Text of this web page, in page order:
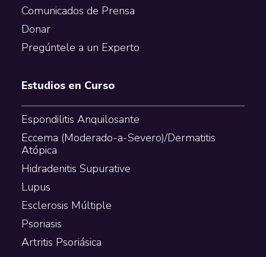
Comunicados de Prensa
Donar
Pregúntele a un Experto
Estudios en Curso
Espondilitis Anquilosante
Eccema (Moderado-a-Severo)/Dermatitis
Atópica
Hidradenitis Supurative
Lupus
Esclerosis Múltiple
Psoriasis
Artritis Psoriásica